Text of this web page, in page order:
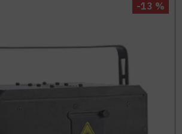
-13 %